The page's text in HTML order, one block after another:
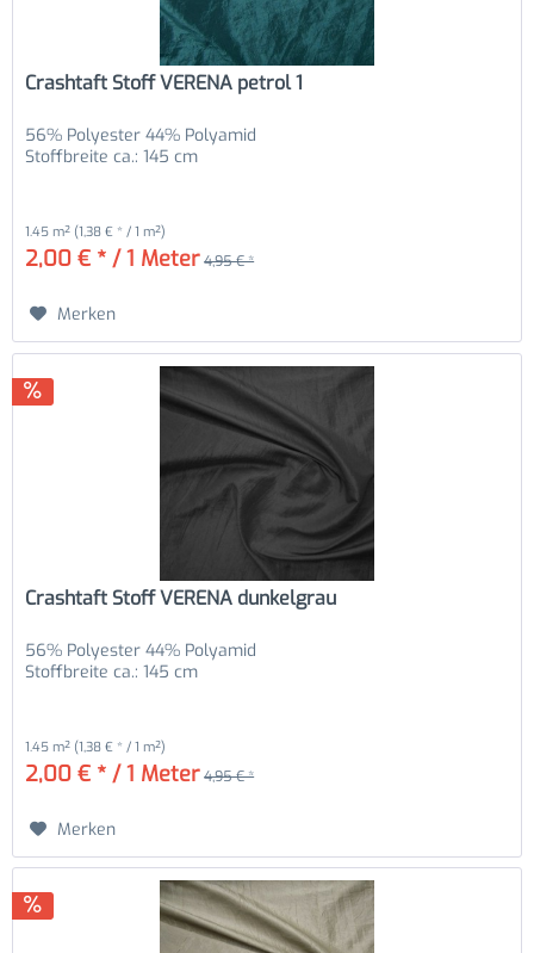
Crashtaft Stoff VERENA petrol 1
56% Polyester 44% Polyamid
Stoffbreite ca.: 145 cm
1.45 m² (1,38 € * / 1 m²)
2,00 € * / 1 Meter 4,95 € *
Merken
Crashtaft Stoff VERENA dunkelgrau
56% Polyester 44% Polyamid
Stoffbreite ca.: 145 cm
1.45 m² (1,38 € * / 1 m²)
2,00 € * / 1 Meter 4,95 € *
Merken